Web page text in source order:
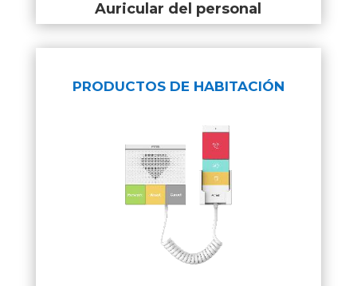
Auricular del personal
PRODUCTOS DE HABITACIÓN